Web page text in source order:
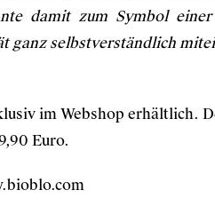
damit zum Symbol
ganz selbstverständlich
im Webshop erhältlich.
Euro.